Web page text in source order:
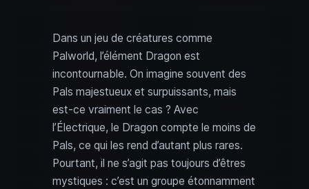
Dans un jeu de créatures comme
Palworld, l’élément Dragon est
incontournable. On imagine souvent des
Pals majestueux et surpuissants, mais
est-ce vraiment le cas ? Avec
l’Électrique, le Dragon compte le moins de
Pals, ce qui les rend d’autant plus rares.
Pourtant, il ne s’agit pas toujours d’êtres
mystiques : c’est un groupe étonnamment